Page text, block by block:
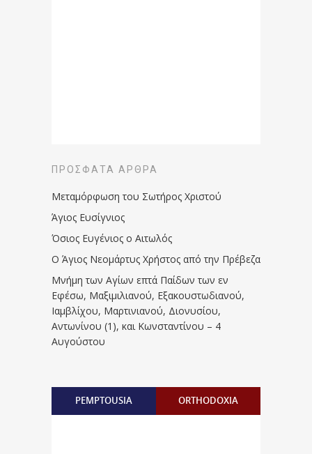
ΠΡΌΣΦΑΤΑ ΆΡΘΡΑ
Μεταμόρφωση του Σωτήρος Χριστού
Άγιος Ευσίγνιος
Όσιος Ευγένιος ο Αιτωλός
Ο Άγιος Νεομάρτυς Χρήστος από την Πρέβεζα
Μνήμη των Aγίων επτά Παίδων των εν
Eφέσω, Mαξιμιλιανού, Eξακουστωδιανού,
Iαμβλίχου, Mαρτινιανού, Διονυσίου,
Aντωνίνου (1), και Kωνσταντίνου – 4
Αυγούστου
PEMPTOUSIA ORTHODOXIA